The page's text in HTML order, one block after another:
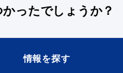
かったでしょうか？
情報を探す